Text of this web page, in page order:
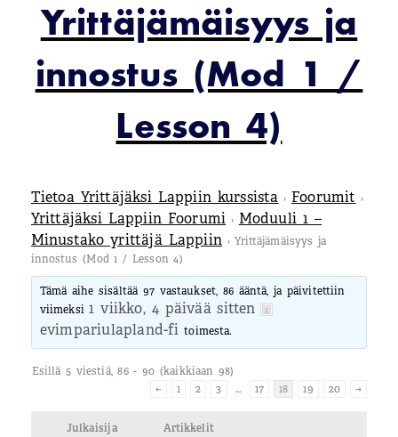
Yrittäjämäisyys ja
innostus (Mod 1 /
Lesson 4)
Tietoa Yrittäjäksi Lappiin kurssista › Foorumit ›
Yrittäjäksi Lappiin Foorumi › Moduuli 1 –
Minustako yrittäjä Lappiin › Yrittäjämäisyys ja
innostus (Mod 1 / Lesson 4)
Tämä aihe sisältää 97 vastaukset, 86 ääntä, ja päivitettiin
viimeksi1 viikko, 4 päivää sitten
evimpariulapland-fi toimesta.
Esillä 5 viestiä, 86 - 90 (kaikkiaan 98)
←
1 2 3 … 17 18 19 20 →
Julkaisija Artikkelit